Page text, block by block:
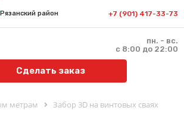
Рязанский район +7 (901) 417-33-73
пн. - вс.
с 8:00 до 22:00
Сделать заказ
метрам Забор 3D на винтовых сваях